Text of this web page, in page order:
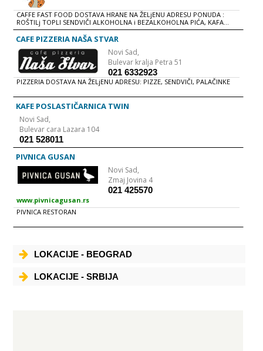
CAFFE FAST FOOD DOSTAVA HRANE NA ŽELjENU ADRESU PONUDA :
ROŠTILj TOPLI SENDVIČI ALKOHOLNA i BEZALKOHOLNA PIĆA, KAFA...
CAFE PIZZERIA NAŠA STVAR
Novi Sad,
Bulevar kralja Petra 51
021 6332923
PIZZERIA DOSTAVA NA ŽELjENU ADRESU: PIZZE, SENDVIČI, PALAČINKE
KAFE POSLASTIČARNICA TWIN
Novi Sad,
Bulevar cara Lazara 104
021 528011
PIVNICA GUSAN
Novi Sad,
Zmaj Jovina 4
021 425570
www.pivnicagusan.rs
PIVNICA RESTORAN
LOKACIJE - BEOGRAD
LOKACIJE - SRBIJA